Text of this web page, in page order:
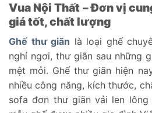
Vua Nội Thất – Đơn vị
giá tốt, chất lượng
Ghế thư giãn là loại ghế
nghỉ ngơi, thư giãn sau những
mệt mỏi. Ghế thư giãn hiện
nhiều công năng, kích thước,
sofa đơn thư giãn vải len lông